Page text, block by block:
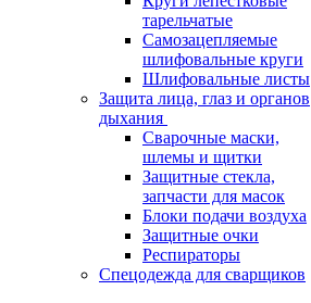
тарельчатые
Самозацепляемые
шлифовальные круги
Шлифовальные листы
Защита лица, глаз и органов
дыхания
Сварочные маски,
шлемы и щитки
Защитные стекла,
запчасти для масок
Блоки подачи воздуха
Защитные очки
Респираторы
Спецодежда для сварщиков